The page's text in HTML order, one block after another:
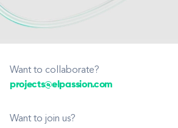
Want to collaborate?
projects@elpassion.com
Want to join us?